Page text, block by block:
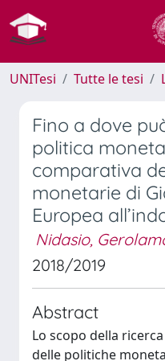
UNITesi Tutte le tesi
Fino a dove
politica
comparativa
monetarie di
Europea
Nidasio,
2018/2019
Abstract
Lo scopo della
delle politiche